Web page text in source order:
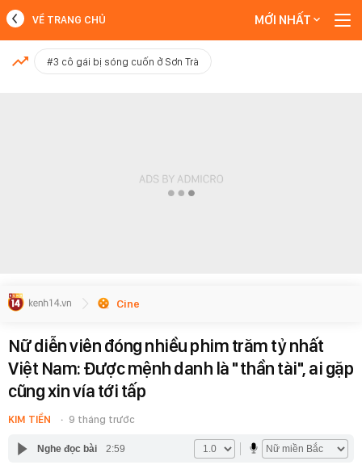
MỚI NHẤT
VỀ TRANG CHỦ MỚI NHẤT
#3 cô gái bị sóng cuốn ở Sơn Trà
Cine
Nữ diễn viên đóng nhiều phim trăm tỷ nhất
Việt Nam: Được mệnh danh là "thần tài", ai gặp
cũng xin vía tới tấp
KIM TIỀN 9 tháng trước
Nghe đọc bài 2:59